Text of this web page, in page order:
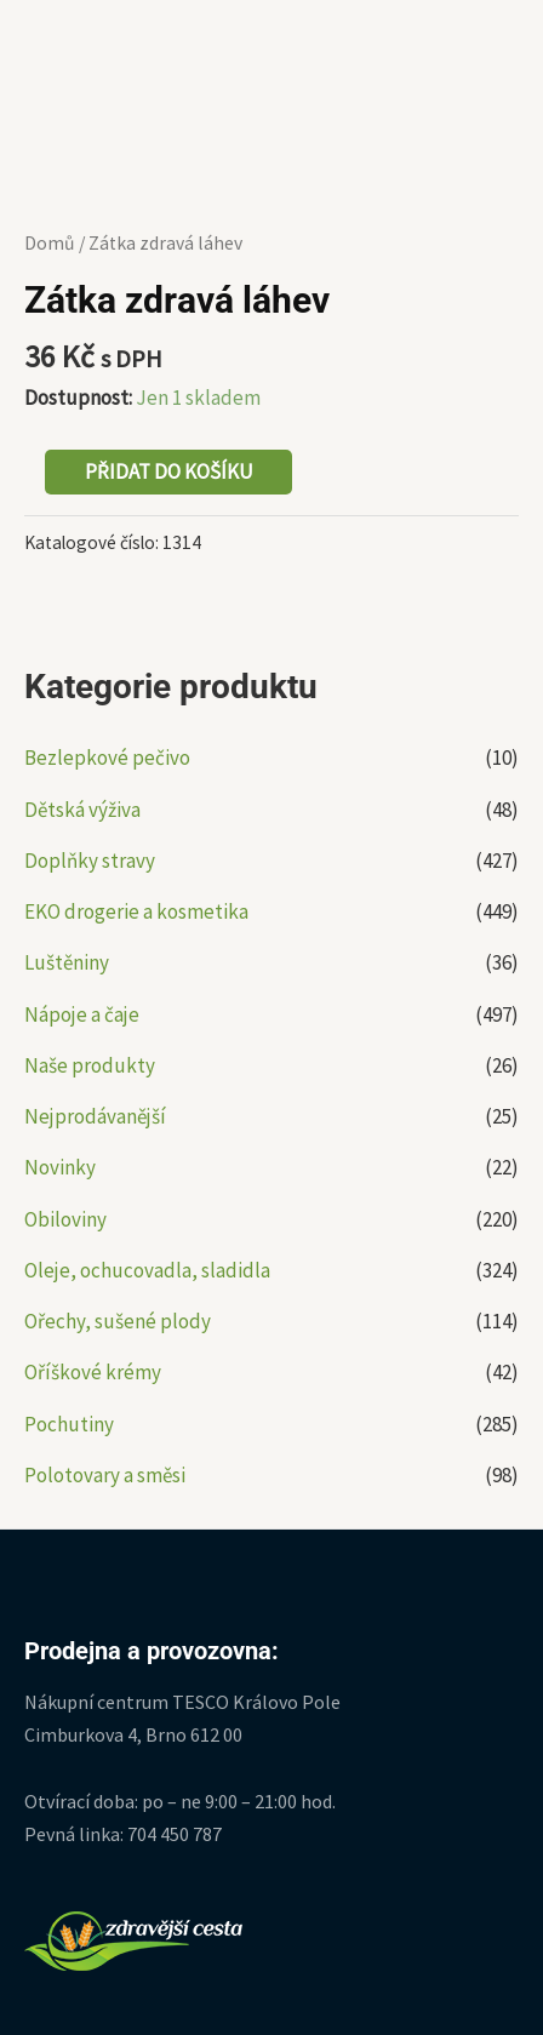
Kategorie produktu
Bezlepkové pečivo
(10)
Dětská výživa
(48)
Doplňky stravy
(427)
EKO drogerie a kosmetika
(449)
Luštěniny
(36)
Nápoje a čaje
(497)
Naše produkty
(26)
Nejprodávanější
(25)
Novinky
(22)
Obiloviny
(220)
Oleje, ochucovadla, sladidla
(324)
Ořechy, sušené plody
(114)
Oříškové krémy
(42)
Pochutiny
(285)
Polotovary a směsi
(98)
Domů / Zátka zdravá láhev
Zátka zdravá láhev
36 Kčs DPH
Dostupnost:Jen 1 skladem
PŘIDAT DO KOŠÍKU
Katalogové číslo: 1314
Prodejna a provozovna:
Nákupní centrum TESCO Královo Pole
Cimburkova 4, Brno 612 00
Otvírací doba: po – ne 9:00 – 21:00 hod.
Pevná linka: 704 450 787